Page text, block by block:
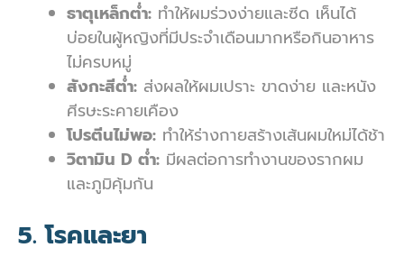
ธาตุเหล็กต่ำ: ทำให้ผมร่วงง่ายและซีด เห็นได้
บ่อยในผู้หญิงที่มีประจำเดือนมากหรือกินอาหาร
ไม่ครบหมู่
สังกะสีต่ำ: ส่งผลให้ผมเปราะ ขาดง่าย และหนัง
ศีรษะระคายเคือง
โปรตีนไม่พอ: ทำให้ร่างกายสร้างเส้นผมใหม่ได้ช้า
วิตามิน D ต่ำ: มีผลต่อการทำงานของรากผม
และภูมิคุ้มกัน
5. โรคและยา